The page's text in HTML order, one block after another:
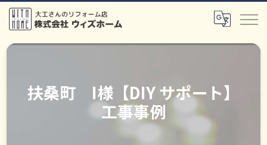
扶桑町 I様【DIY サポート】
工事事例